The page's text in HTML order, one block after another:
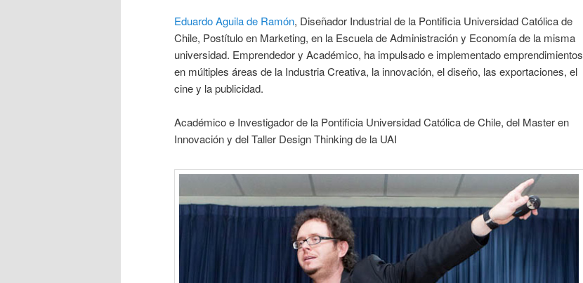
Eduardo Aguila de Ramón, Diseñador Industrial de la Pontificia Universidad Católica de
Chile, Postítulo en Marketing, en la Escuela de Administración y Economía de la misma
universidad. Emprendedor y Académico, ha impulsado e implementado emprendimientos
en múltiples áreas de la Industria Creativa, la innovación, el diseño, las exportaciones, el
cine y la publicidad.
Académico e Investigador de la Pontificia Universidad Católica de Chile, del Master en
Innovación y del Taller Design Thinking de la UAI